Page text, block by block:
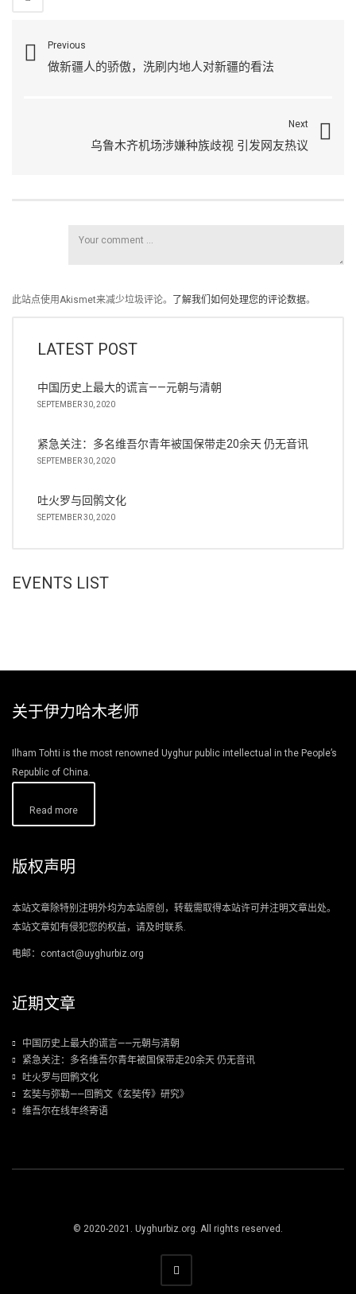
Previous
做新疆人的骄傲，洗刷内地人对新疆的看法
Next
乌鲁木齐机场涉嫌种族歧视 引发网友热议
此站点使用Akismet来减少垃圾评论。 了解我们如何处理您的评论数据。
LATEST POST
中国历史上最大的谎言——元朝与清朝
SEPTEMBER 30, 2020
紧急关注：多名维吾尔青年被国保带走20余天 仍无音讯
SEPTEMBER 30, 2020
吐火罗与回鹘文化
SEPTEMBER 30, 2020
EVENTS LIST
关于伊力哈木老师
Ilham Tohti is the most renowned Uyghur public intellectual in the People’s
Republic of China.
Read more
版权声明
本站文章除特别注明外均为本站原创，转载需取得本站许可并注明文章出处。
本站文章如有侵犯您的权益，请及时联系.
电邮：contact@uyghurbiz.org
近期文章
中国历史上最大的谎言——元朝与清朝
紧急关注：多名维吾尔青年被国保带走20余天 仍无音讯
吐火罗与回鹘文化
玄奘与弥勒——回鹘文《玄奘传》研究》
维吾尔在线年终寄语
© 2020-2021. Uyghurbiz.org. All rights reserved.